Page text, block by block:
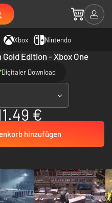
Xbox Nintendo
Edition - Xbox One
Digitaler Download
€
hinzufügen